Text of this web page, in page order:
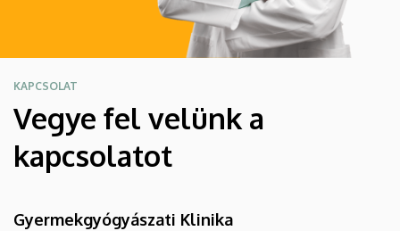
KAPCSOLAT
Vegye fel velünk a
kapcsolatot
Gyermekgyógyászati Klinika